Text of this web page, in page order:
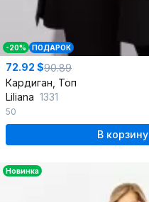
-20% ПОДАРОК
72.92 $90.89
Кардиган, Топ
Liliana 1331
50
В корзину
Новинка